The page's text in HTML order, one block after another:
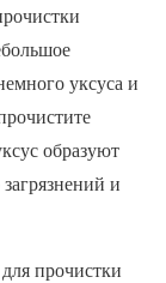
уксуса и
образуют
и
прочистки